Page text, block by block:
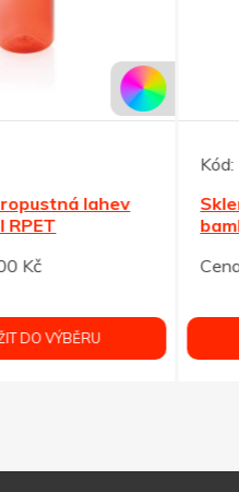
Skleněná frosty
bambus.víčkem,
Cena od 114,00 Kč
VLOŽIT